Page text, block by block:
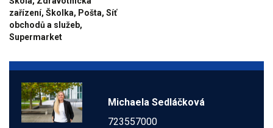
zařízení, Školka, Pošta, Síť
obchodů a služeb,
Supermarket
Michaela Sedláčková
723557000